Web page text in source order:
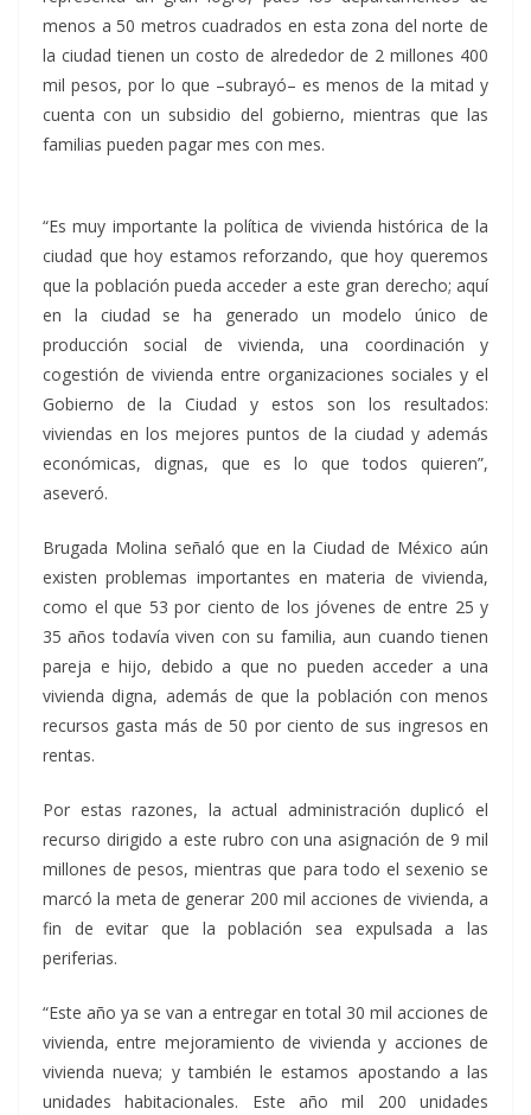
menos a 50 metros cuadrados en esta zona del norte de
la ciudad tienen un costo de alrededor de 2 millones 400
mil pesos, por lo que –subrayó– es menos de la mitad y
cuenta con un subsidio del gobierno, mientras que las
familias pueden pagar mes con mes.
“Es muy importante la política de vivienda histórica de la
ciudad que hoy estamos reforzando, que hoy queremos
que la población pueda acceder a este gran derecho; aquí
en la ciudad se ha generado un modelo único de
producción social de vivienda, una coordinación y
cogestión de vivienda entre organizaciones sociales y el
Gobierno de la Ciudad y estos son los resultados:
viviendas en los mejores puntos de la ciudad y además
económicas, dignas, que es lo que todos quieren”,
aseveró.
Brugada Molina señaló que en la Ciudad de México aún
existen problemas importantes en materia de vivienda,
como el que 53 por ciento de los jóvenes de entre 25 y
35 años todavía viven con su familia, aun cuando tienen
pareja e hijo, debido a que no pueden acceder a una
vivienda digna, además de que la población con menos
recursos gasta más de 50 por ciento de sus ingresos en
rentas.
Por estas razones, la actual administración duplicó el
recurso dirigido a este rubro con una asignación de 9 mil
millones de pesos, mientras que para todo el sexenio se
marcó la meta de generar 200 mil acciones de vivienda, a
fin de evitar que la población sea expulsada a las
periferias.
“Este año ya se van a entregar en total 30 mil acciones de
vivienda, entre mejoramiento de vivienda y acciones de
vivienda nueva; y también le estamos apostando a las
unidades habitacionales. Este año mil 200 unidades